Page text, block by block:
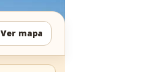
Ver mapa